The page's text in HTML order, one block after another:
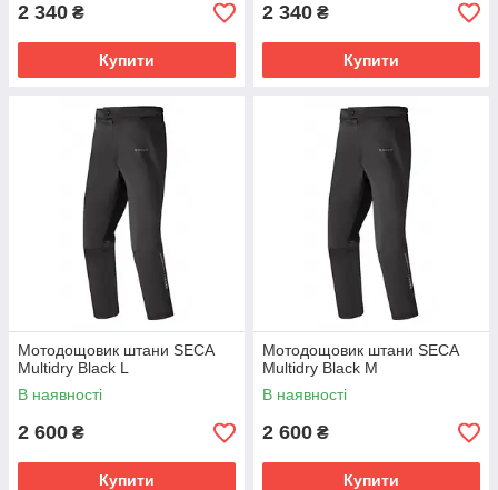
2 340 ₴
Купити
2 340 ₴
Купити
Мотодощовик штани SECA
Multidry Black L
В наявності
2 600 ₴
Купити
Мотодощовик штани SECA
Multidry Black M
В наявності
2 600 ₴
Купити